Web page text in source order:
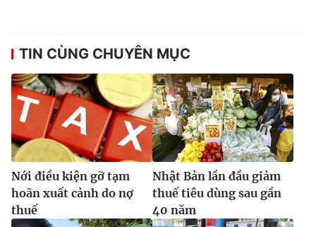
TIN CÙNG CHUYÊN MỤC
Nới điều kiện gỡ tạm
hoãn xuất cảnh do nợ
thuế
Nhật Bản lần đầu giảm
thuế tiêu dùng sau gần
40 năm